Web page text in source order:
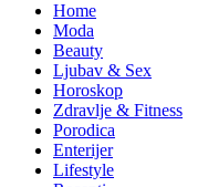
Home
Moda
Beauty
Ljubav & Sex
Horoskop
Zdravlje & Fitness
Porodica
Enterijer
Lifestyle